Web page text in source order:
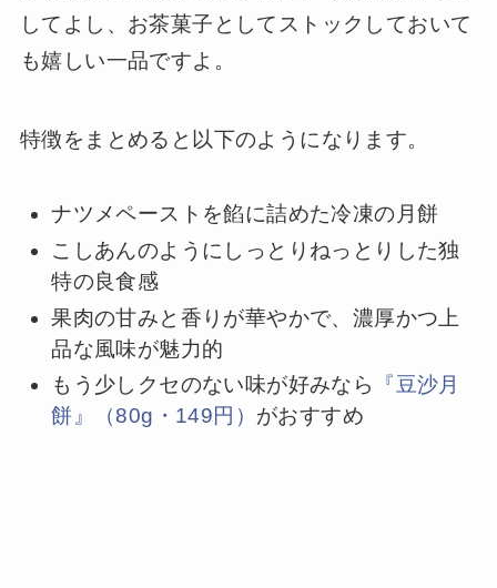
してよし、お茶菓子としてストックしておいて
も嬉しい一品ですよ。
特徴をまとめると以下のようになります。
ナツメペーストを餡に詰めた冷凍の月餅
こしあんのようにしっとりねっとりした独
特の良食感
果肉の甘みと香りが華やかで、濃厚かつ上
品な風味が魅力的
もう少しクセのない味が好みなら
『豆沙月
餅』（80g・149円） がおすすめ